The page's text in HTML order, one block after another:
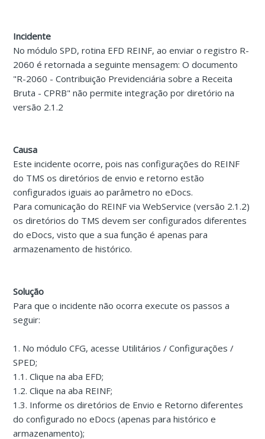
Incidente
No módulo SPD, rotina EFD REINF, ao enviar o registro R-
2060 é retornada a seguinte mensagem: O documento
"R-2060 - Contribuição Previdenciária sobre a Receita
Bruta - CPRB" não permite integração por diretório na
versão 2.1.2
Causa
Este incidente ocorre, pois nas configurações do REINF
do TMS os diretórios de envio e retorno estão
configurados iguais ao parâmetro no eDocs.
Para comunicação do REINF via WebService (versão 2.1.2)
os diretórios do TMS devem ser configurados diferentes
do eDocs, visto que a sua função é apenas para
armazenamento de histórico.
Solução
Para que o incidente não ocorra execute os passos a
seguir:
1. No módulo CFG, acesse Utilitários / Configurações /
SPED;
1.1. Clique na aba EFD;
1.2. Clique na aba REINF;
1.3. Informe os diretórios de Envio e Retorno diferentes
do configurado no eDocs (apenas para histórico e
armazenamento);